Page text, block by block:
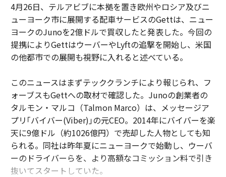
4月26日、テルアビブに本拠を置き欧州やロシア及びニ
ューヨーク市に展開する配車サービスのGettは、ニュー
ヨークのJunoを2億ドルで買収したと発表した。今回の
提携によりGettはウーバーやLyftの追撃を開始し、米国
の他都市での展開も視野に入れると述べている。
このニュースはまずテッククランチにより報じられ、フ
ォーブスもGettへの取材で確認した。Junoの創業者の
タルモン・マルコ（Talmon Marco）は、メッセージア
プリ｢バイバー(Viber)｣の元CEO。2014年にバイバーを楽
天に9億ドル（約1026億円）で売却した人物としても知
られる。同社は昨年夏にニューヨークで始動し、ウーバ
ーのドライバーらを、より高額なコミッション料で引き
抜いてスタートしていた。